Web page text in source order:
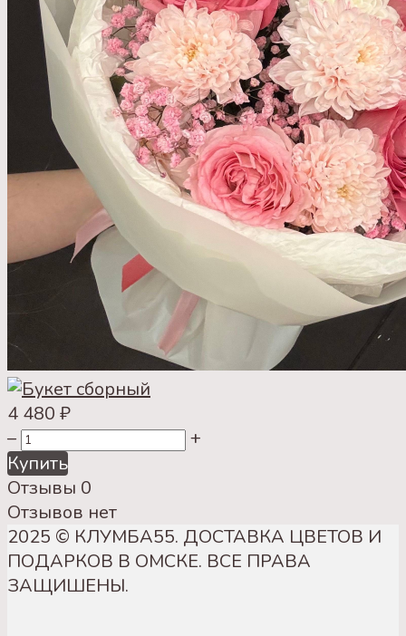
4 480 ₽
–
+
Купить
Отзывы 0
Отзывов нет
2025 © КЛУМБА55. ДОСТАВКА ЦВЕТОВ И
ПОДАРКОВ В ОМСКЕ. ВСЕ ПРАВА
ЗАЩИШЕНЫ.